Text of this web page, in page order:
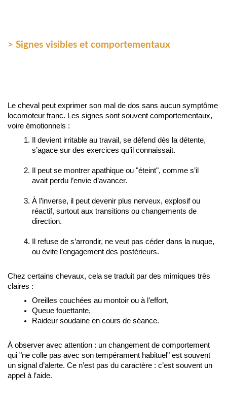
> Signes visibles et comportementaux
Le cheval peut exprimer son mal de dos sans aucun symptôme
locomoteur franc. Les signes sont souvent comportementaux,
voire émotionnels :
Il devient irritable au travail, se défend dès la détente,
s’agace sur des exercices qu’il connaissait.
Il peut se montrer apathique ou "éteint", comme s’il
avait perdu l’envie d’avancer.
À l’inverse, il peut devenir plus nerveux, explosif ou
réactif, surtout aux transitions ou changements de
direction.
Il refuse de s’arrondir, ne veut pas céder dans la nuque,
ou évite l’engagement des postérieurs.
Chez certains chevaux, cela se traduit par des mimiques très
claires :
Oreilles couchées au montoir ou à l’effort,
Queue fouettante,
Raideur soudaine en cours de séance.
À observer avec attention : un changement de comportement
qui "ne colle pas avec son tempérament habituel" est souvent
un signal d’alerte. Ce n’est pas du caractère : c’est souvent un
appel à l’aide.